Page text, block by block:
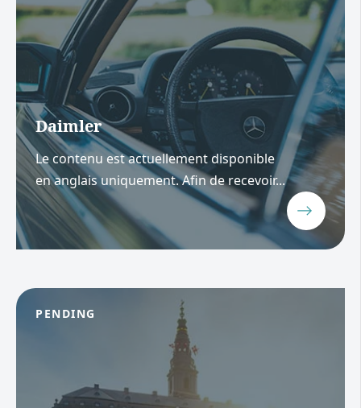
Daimler
Le contenu est actuellement disponible
en anglais uniquement. Afin de recevoir...
PENDING